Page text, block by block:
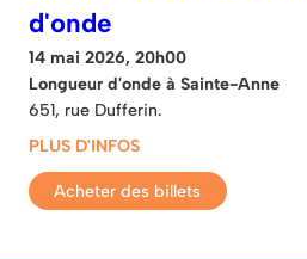
d'onde
14 mai 2026, 20h00
Longueur d'onde à Sainte-Anne
651, rue Dufferin.
PLUS D'INFOS
Acheter des billets